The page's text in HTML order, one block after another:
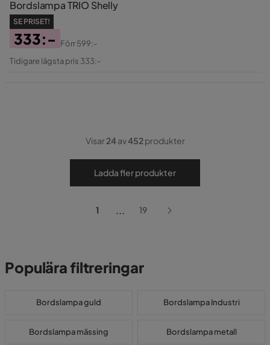
Bordslampa TRIO Shelly
SE PRISET!
Pris
333:-
Original
Förr599:-
Tidigare lägsta pris 333:-
Visar24av452produkter
Ladda fler produkter
1 ... 19
Populära filtreringar
Bordslampa guld Bordslampa Industri
Bordslampa mässing Bordslampa metall